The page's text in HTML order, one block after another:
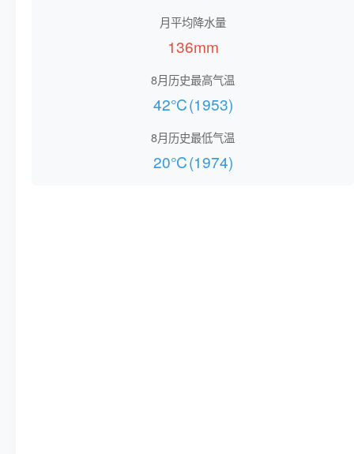
月平均降水量
136mm
8月历史最高气温
42℃(1953)
8月历史最低气温
20℃(1974)